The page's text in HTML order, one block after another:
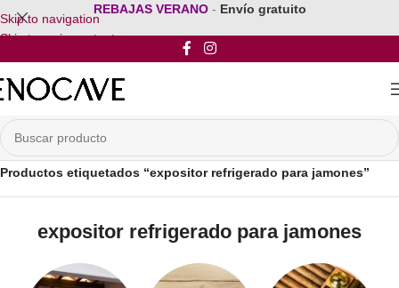
Skip to navigation
Skip to main content
REBAJAS VERANO - Envío gratuito
Inicio/
Productos etiquetados “expositor refrigerado para jamones”
expositor refrigerado para jamones